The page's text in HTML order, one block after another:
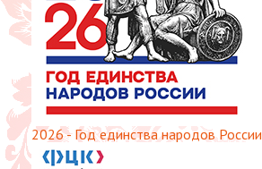
2026 - Год единства народов России